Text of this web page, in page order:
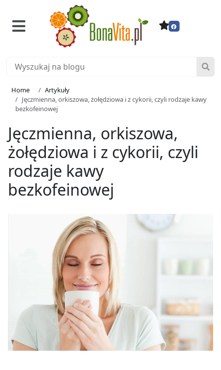
Home
Artykuły
Jęczmienna, orkiszowa, żołędziowa i z cykorii, czyli rodzaje kawy
bezkofeinowej
Jęczmienna, orkiszowa,
żołędziowa i z cykorii, czyli
rodzaje kawy
bezkofeinowej